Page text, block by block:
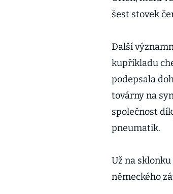
šest stovek
Další
kupříkladu
podepsala
továrny na
společnost
pneumatik.
Už na
německého